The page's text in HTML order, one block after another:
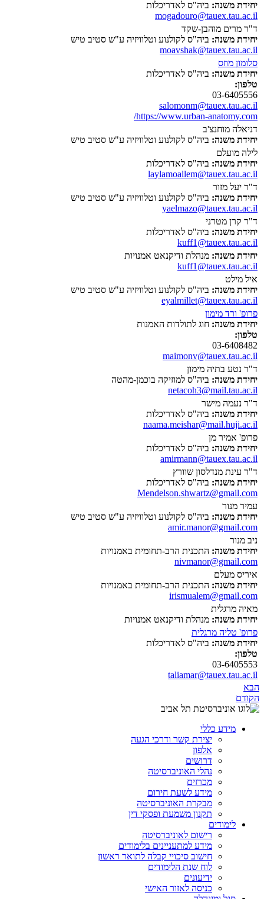
יחידת משנה: ביה"ס לאדריכלות
mogadouro@tauex.tau.ac.il
ד"ר מרים מוהבן-שקד
יחידת משנה: ביה"ס לקולנוע וטלוויזיה ע"ש סטיב טיש
moavshak@tauex.tau.ac.il
סלומון מוזס
יחידת משנה: ביה"ס לאדריכלות
טלפון:
03-6405556
salomonm@tauex.tau.ac.il
https://www.urban-anatomy.com/
דניאלה מוחנצ'ב
יחידת משנה: ביה"ס לקולנוע וטלוויזיה ע"ש סטיב טיש
לילה מועלם
יחידת משנה: ביה"ס לאדריכלות
laylamoallem@tauex.tau.ac.il
ד"ר יעל מזור
יחידת משנה: ביה"ס לקולנוע וטלוויזיה ע"ש סטיב טיש
yaelmazo@tauex.tau.ac.il
ד"ר קרן מטרני
יחידת משנה: ביה"ס לאדריכלות
kuff1@tauex.tau.ac.il
יחידת משנה: מנהלת ודיקנאט אמנויות
kuff1@tauex.tau.ac.il
איל מילט
יחידת משנה: ביה"ס לקולנוע וטלוויזיה ע"ש סטיב טיש
eyalmillet@tauex.tau.ac.il
פרופ' ורד מימון
יחידת משנה: חוג לתולדות האמנות
טלפון:
03-6408482
maimonv@tauex.tau.ac.il
ד"ר נטע בתיה מימון
יחידת משנה: ביה"ס למוזיקה בוכמן-מהטה
netacoh3@mail.tau.ac.il
ד"ר נעמה מישר
יחידת משנה: ביה"ס לאדריכלות
naama.meishar@mail.huji.ac.il
פרופ' אמיר מן
יחידת משנה: ביה"ס לאדריכלות
amirmann@tauex.tau.ac.il
ד"ר עינת מנדלסון שוורץ
יחידת משנה: ביה"ס לאדריכלות
Mendelson.shwartz@gmail.com
עמיר מנור
יחידת משנה: ביה"ס לקולנוע וטלוויזיה ע"ש סטיב טיש
amir.manor@gmail.com
ניב מנור
יחידת משנה: התכנית הרב-תחומית באמנויות
nivmanor@gmail.com
איריס מעלם
יחידת משנה: התכנית הרב-תחומית באמנויות
irismualem@gmail.com
מאיה מרגלית
יחידת משנה: מנהלת ודיקנאט אמנויות
פרופ' טליה מרגלית
יחידת משנה: ביה"ס לאדריכלות
טלפון:
03-6405553
taliamar@tauex.tau.ac.il
הבא
הקודם
מידע כללי
יצירת קשר ודרכי הגעה
אלפון
דרושים
נהלי האוניברסיטה
מכרזים
מידע לשעת חירום
מבקרת האוניברסיטה
תקנון משמעת ופסקי דין
לימודים
רישום לאוניברסיטה
מידע למתעניינים בלימודים
חישוב סיכויי קבלה לתואר ראשון
לוח שנת הלימודים
ידיעונים
כניסה לאזור האישי